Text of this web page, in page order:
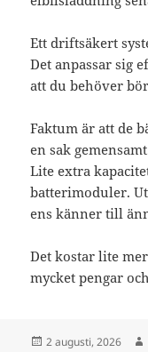
Ett driftsäkert
Det anpassar sig
att du behöver
Faktum är att de
en sak
Lite extra
batterimoduler.
ens känner till
Det kostar lite
mycket pengar
Postat
2 augusti, 2026